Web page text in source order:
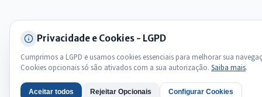
Privacidade e Cookies - LGPD
Cumprimos a LGPD e usamos cookies essenciais para melhorar sua
Cookies opcionais só são ativados com a sua autorização. Saiba mais.
Aceitar todos Rejeitar Opcionais Configurar Cookies